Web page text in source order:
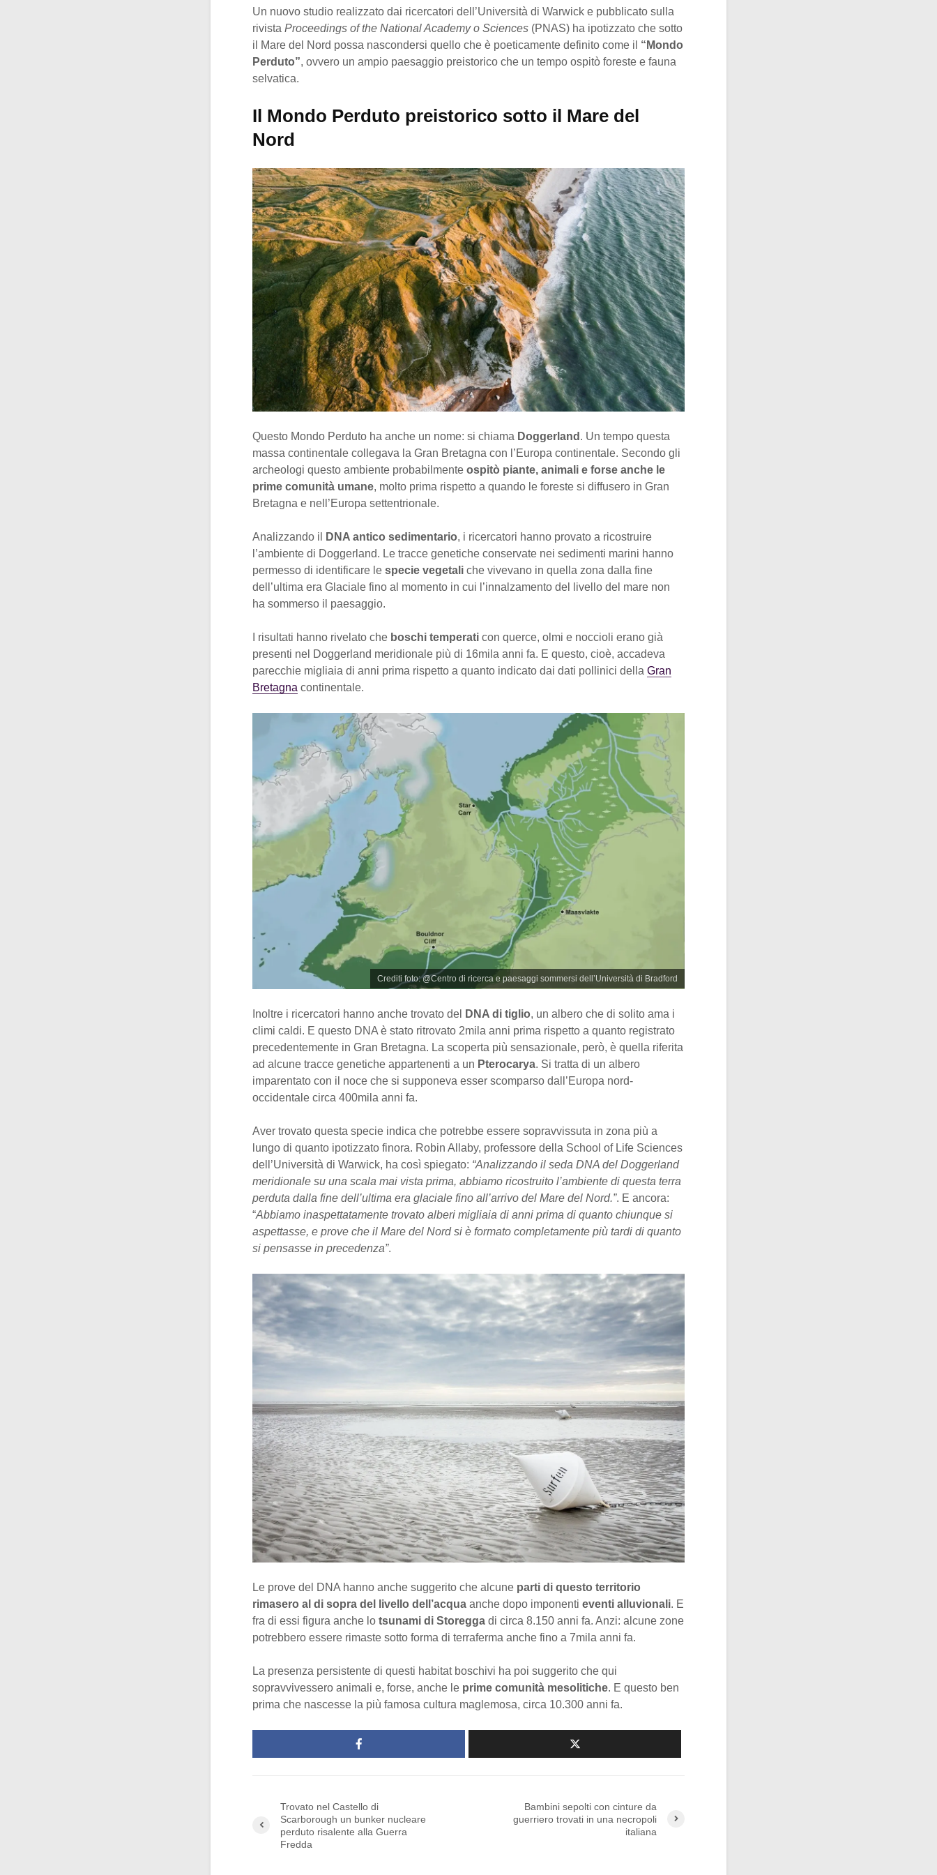
Un nuovo studio realizzato dai ricercatori dell’Università di Warwick e pubblicato sulla
rivista Proceedings of the National Academy o Sciences (PNAS) ha ipotizzato che sotto
il Mare del Nord possa nascondersi quello che è poeticamente definito come il “Mondo
Perduto”, ovvero un ampio paesaggio preistorico che un tempo ospitò foreste e fauna
selvatica.
Il Mondo Perduto preistorico sotto il Mare del
Nord
Questo Mondo Perduto ha anche un nome: si chiama Doggerland . Un tempo questa
massa continentale collegava la Gran Bretagna con l’Europa continentale. Secondo gli
archeologi questo ambiente probabilmente ospitò piante, animali e forse anche le
prime comunità umane, molto prima rispetto a quando le foreste si diffusero in Gran
Bretagna e nell’Europa settentrionale.
Analizzando il DNA antico sedimentario, i ricercatori hanno provato a ricostruire
l’ambiente di Doggerland. Le tracce genetiche conservate nei sedimenti marini hanno
permesso di identificare le specie vegetali che vivevano in quella zona dalla fine
dell’ultima era Glaciale fino al momento in cui l’innalzamento del livello del mare non
ha sommerso il paesaggio.
I risultati hanno rivelato che boschi temperati con querce, olmi e noccioli erano già
presenti nel Doggerland meridionale più di 16mila anni fa. E questo, cioè, accadeva
parecchie migliaia di anni prima rispetto a quanto indicato dai dati pollinici della Gran
Bretagna continentale.
Crediti foto: @Centro di ricerca e paesaggi sommersi dell’Università di Bradford
Inoltre i ricercatori hanno anche trovato del DNA di tiglio, un albero che di solito ama i
climi caldi. E questo DNA è stato ritrovato 2mila anni prima rispetto a quanto registrato
precedentemente in Gran Bretagna. La scoperta più sensazionale, però, è quella riferita
ad alcune tracce genetiche appartenenti a un Pterocarya. Si tratta di un albero
imparentato con il noce che si supponeva esser scomparso dall’Europa nord-
occidentale circa 400mila anni fa.
Aver trovato questa specie indica che potrebbe essere sopravvissuta in zona più a
lungo di quanto ipotizzato finora. Robin Allaby, professore della School of Life Sciences
dell’Università di Warwick, ha così spiegato: “Analizzando il seda DNA del Doggerland
meridionale su una scala mai vista prima, abbiamo ricostruito l’ambiente di questa terra
perduta dalla fine dell’ultima era glaciale fino all’arrivo del Mare del Nord.”. E ancora:
“Abbiamo inaspettatamente trovato alberi migliaia di anni prima di quanto chiunque si
aspettasse, e prove che il Mare del Nord si è formato completamente più tardi di quanto
si pensasse in precedenza”.
Le prove del DNA hanno anche suggerito che alcune parti di questo territorio
rimasero al di sopra del livello dell’acqua anche dopo imponenti eventi alluvionali. E
fra di essi figura anche lo tsunami di Storegga di circa 8.150 anni fa. Anzi: alcune zone
potrebbero essere rimaste sotto forma di terraferma anche fino a 7mila anni fa.
La presenza persistente di questi habitat boschivi ha poi suggerito che qui
sopravvivessero animali e, forse, anche le prime comunità mesolitiche. E questo ben
prima che nascesse la più famosa cultura maglemosa, circa 10.300 anni fa.
Trovato nel Castello di
Scarborough un bunker nucleare
perduto risalente alla Guerra
Fredda
Bambini sepolti con cinture da
guerriero trovati in una necropoli
italiana